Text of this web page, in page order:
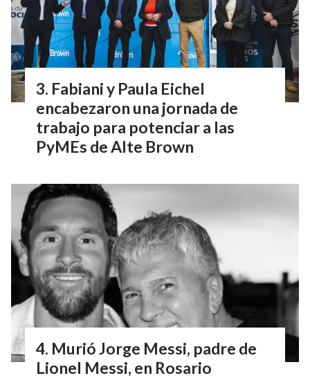
Fabiani y Paula Eichel
encabezaron una jornada de
trabajo para potenciar a las
PyMEs de Alte Brown
Murió Jorge Messi, padre de
Lionel Messi, en Rosario